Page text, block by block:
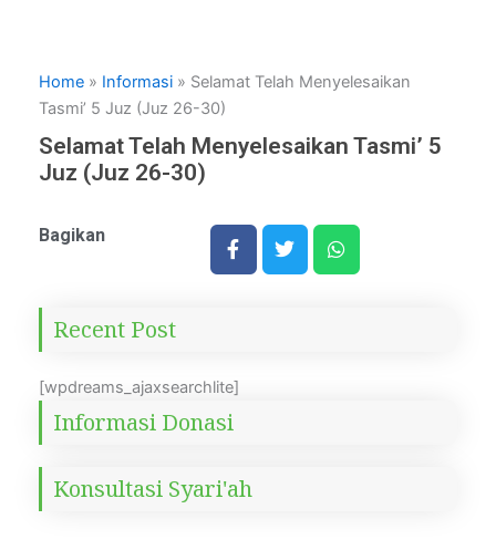
Home» Informasi» Selamat Telah Menyelesaikan
Tasmi’ 5 Juz (Juz 26-30)
Selamat Telah Menyelesaikan Tasmi’ 5
Juz (Juz 26-30)
Bagikan
Recent Post
[wpdreams_ajaxsearchlite]
Informasi Donasi
Konsultasi Syari'ah